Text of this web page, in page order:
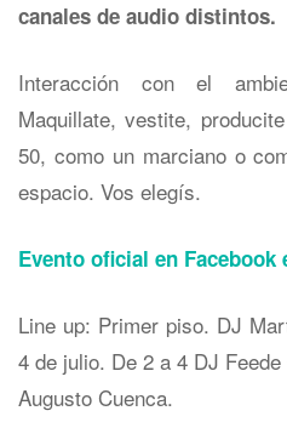
canales de audio distintos.
Interacción con el
Maquillate, vestite,
50, como un marciano o
espacio. Vos elegís.
Evento oficial en Facebook
Line up: Primer piso. DJ
4 de julio. De 2 a 4 DJ
Augusto Cuenca.